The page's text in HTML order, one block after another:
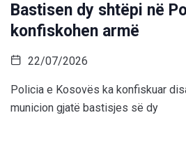
Bastisen dy shtëpi në
konfiskohen armë
22/07/2026
Policia e Kosovës ka konfiskuar
municion gjatë bastisjes së dy